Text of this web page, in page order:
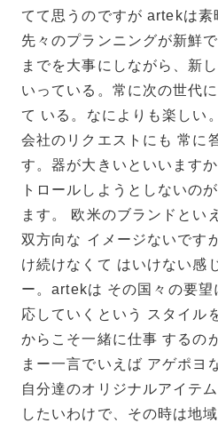
てて思うのですが artekは素
先々のプランニングが新鮮
までを大事にしながら、新
いっている。常に次の世代
て いる。なによりも楽しい
会社のリクエストにも 常に
す。器が大きいといいます
トロールしようとしないの
ます。 欧米のブランドとい
双方向な イメージないです
け続けなくて はいけない感
ー。artekは その国々の要
応していくという スタイル
からこそ一緒に仕事 するの
まー一言でいえば アゲポヨ
自分達のオリジナルアイテ
したいわけで、その時は地